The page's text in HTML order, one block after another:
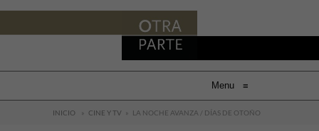
Menu ≡
INICIO » CINE Y TV » LA NOCHE AVANZA / DÍAS DE OTOÑO